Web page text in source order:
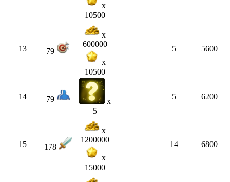
x
10500
13 79
x
600000
x
10500
5 5600
14 79
x
5
5 6200
15 178
x
1200000
x
15000
14 6800